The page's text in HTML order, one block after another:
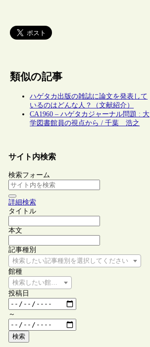
類似の記事
ハゲタカ出版の雑誌に論文を発表して
いるのはどんな人？（文献紹介）
CA1960 – ハゲタカジャーナル問題 : 大
学図書館員の視点から / 千葉 浩之
サイト内検索
検索フォーム
詳細検索
タイトル
本文
記事種別
検索したい記事種別を選択してください
館種
検索したい館種を選択してください
投稿日
～
検索